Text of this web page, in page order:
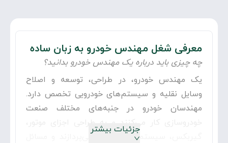
معرفی شغل مهندس خودرو به زبان ساده
چه چیزی باید درباره یک مهندس خودرو بدانید؟
یک مهندس خودرو، در طراحی، توسعه و اصلاح
وسایل نقلیه و سیستم‌های خودرویی تخصص دارد.
مهندسان خودرو در جنبه‌های مختلف صنعت
گیربکس، سیستم‌های شاسی می‌پردازند و مسائل
جزئیات بیشتر